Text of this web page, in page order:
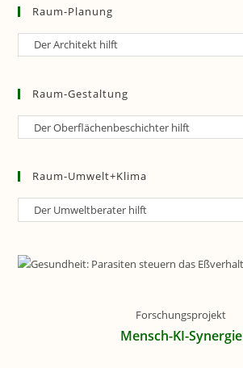
Raum-Planung
Raum-
Raum-Gestaltung
Raum-
Raum-Umwelt+Klima
Raum-
Forschungsprojekt
Mensch-KI-Synergie